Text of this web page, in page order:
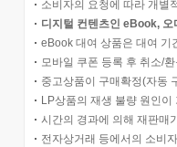
소비자의 요청에 따라 개별
디지털 컨텐츠인 eBook,
eBook 대여 상품은 대여 기
모바일 쿠폰 등록 후 취소/
중고상품이 구매확정(자동
LP상품의 재생 불량 원인
시간의 경과에 의해 재판매
전자상거래 등에서의 소비